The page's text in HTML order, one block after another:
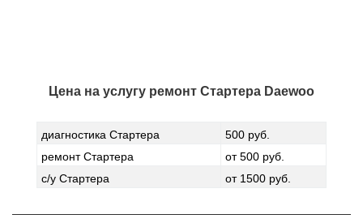
Цена на услугу ремонт Стартера Daewoo
диагностика Стартера
500 руб.
ремонт Стартера
от 500 руб.
с/у Стартера
от 1500 руб.